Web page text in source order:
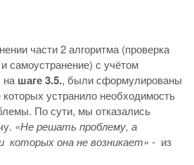
части 2 алгоритма (проверка
самоустранение) с учётом
на шаге 3.5., были сформулированы
устранило необходимость
По сути, мы отказались
«Не решать проблему, а
которых она не возникает» - из